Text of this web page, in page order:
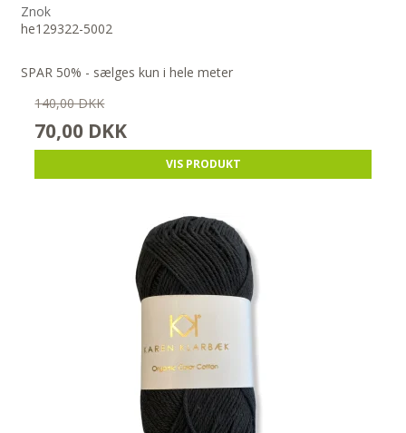
Znok
he129322-5002
SPAR 50% - sælges kun i hele meter
140,00 DKK
70,00 DKK
VIS PRODUKT